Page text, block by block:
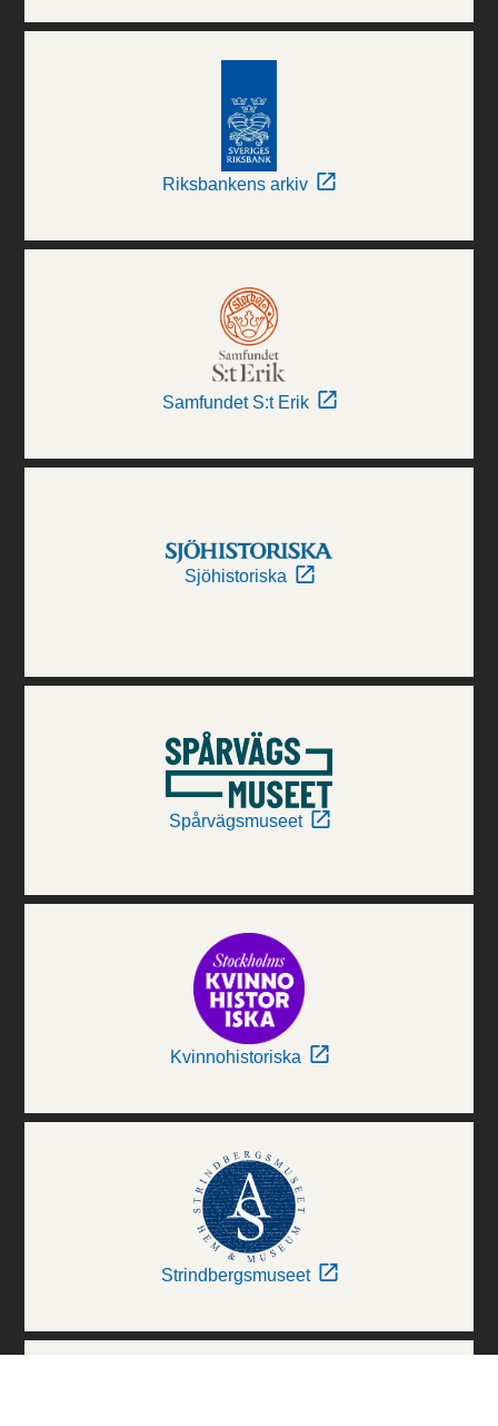
Riksbankens arkiv
Samfundet S:t Erik
Sjöhistoriska
Spårvägsmuseet
Kvinnohistoriska
Strindbergsmuseet